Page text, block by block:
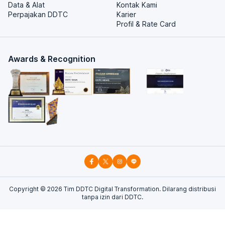
Data & Alat
Perpajakan DDTC
Kontak Kami
Karier
Profil & Rate Card
Awards & Recognition
Copyright © 2026 Tim DDTC Digital Transformation. Dilarang distribusi
tanpa izin dari DDTC.